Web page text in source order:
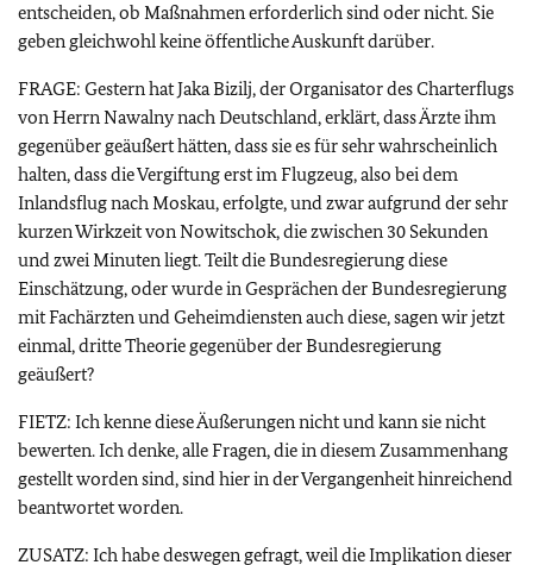
entscheiden, ob Maßnahmen erforderlich sind oder nicht. Sie
geben gleichwohl keine öffentliche Auskunft darüber.
FRAGE: Gestern hat Jaka Bizilj, der Organisator des Charterflugs
von Herrn Nawalny nach Deutschland, erklärt, dass Ärzte ihm
gegenüber geäußert hätten, dass sie es für sehr wahrscheinlich
halten, dass die Vergiftung erst im Flugzeug, also bei dem
Inlandsflug nach Moskau, erfolgte, und zwar aufgrund der sehr
kurzen Wirkzeit von Nowitschok, die zwischen 30 Sekunden
und zwei Minuten liegt. Teilt die Bundesregierung diese
Einschätzung, oder wurde in Gesprächen der Bundesregierung
mit Fachärzten und Geheimdiensten auch diese, sagen wir jetzt
einmal, dritte Theorie gegenüber der Bundesregierung
geäußert?
FIETZ: Ich kenne diese Äußerungen nicht und kann sie nicht
bewerten. Ich denke, alle Fragen, die in diesem Zusammenhang
gestellt worden sind, sind hier in der Vergangenheit hinreichend
beantwortet worden.
ZUSATZ: Ich habe deswegen gefragt, weil die Implikation dieser